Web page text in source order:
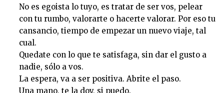
No es egoista lo tuyo, es tratar de ser vos, pelear
con tu rumbo, valorarte o hacerte valorar. Por eso tu
cansancio, tiempo de empezar un nuevo viaje, tal
cual.
Quedate con lo que te satisfaga, sin dar el gusto a
nadie, sólo a vos.
La espera, va a ser positiva. Abrite el paso.
Una mano, te la doy, si puedo.